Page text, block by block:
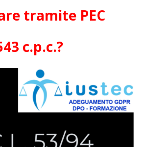
tramite PEC
c.p.c.?